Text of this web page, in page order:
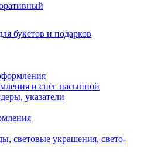
букетов и подарков
и снег насыпной
указатели
световые украшения, свето-